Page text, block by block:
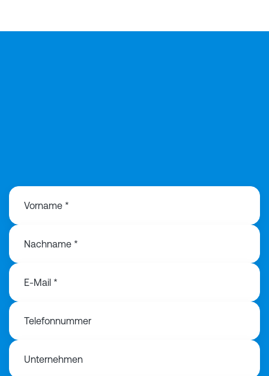
Vorname *
Nachname *
E-Mail *
Telefonnummer
Unternehmen